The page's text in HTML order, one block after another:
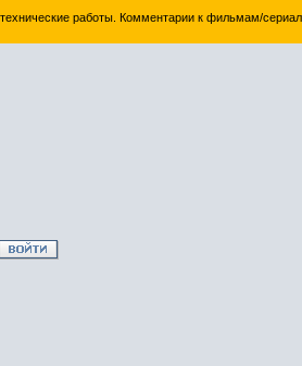
работы. Комментарии к фильмам/